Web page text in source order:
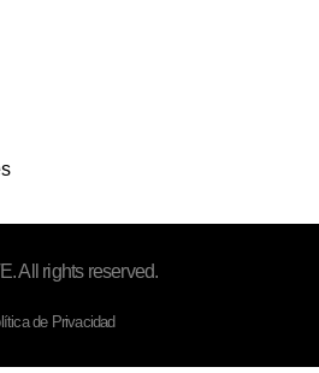
All rights reserved.
de Privacidad